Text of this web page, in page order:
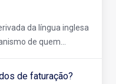
da língua inglesa
de quem...
de faturação?